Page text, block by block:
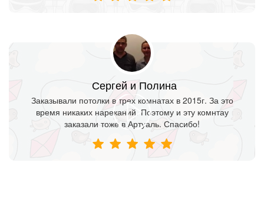
Сергей и Полина
Заказывали потолки в трех комнатах в 2015г. За это
время никаких нареканий. Поэтому и эту комнтау
заказали тоже в Артуаль. Спасибо!